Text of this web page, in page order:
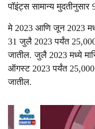
पॉइंट्स सामान्य
मे 2023 आणि जून 2023
31 जुलै 2023 पर्यंत
जातील. जुलै 2023 मध्ये
ऑगस्ट 2023 पर्यंत 25,000
जातील.